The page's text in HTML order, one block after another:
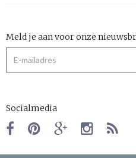
Meld je aan voor onze
Socialmedia